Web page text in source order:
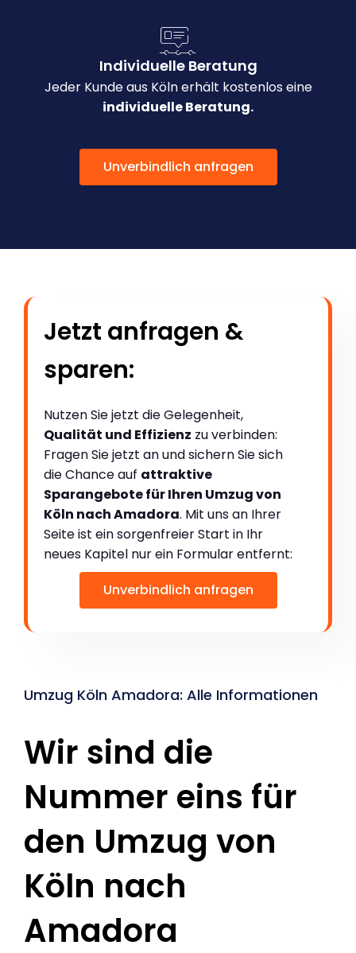
Individuelle Beratung
Jeder Kunde aus Köln erhält kostenlos eine
individuelle Beratung.
Unverbindlich anfragen
Jetzt anfragen &
sparen:
Nutzen Sie jetzt die Gelegenheit,
Qualität und Effizienz zu verbinden:
Fragen Sie jetzt an und sichern Sie sich
die Chance auf attraktive
Sparangebote für Ihren Umzug von
Köln nach Amadora. Mit uns an Ihrer
Seite ist ein sorgenfreier Start in Ihr
neues Kapitel nur ein Formular entfernt:
Unverbindlich anfragen
Umzug Köln Amadora: Alle Informationen
Wir sind die
Nummer eins für
den Umzug von
Köln nach
Amadora